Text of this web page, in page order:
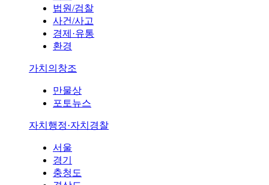
법원/검찰
사건/사고
경제·유통
환경
가치의창조
만물상
포토뉴스
자치행정·자치경찰
서울
경기
충청도